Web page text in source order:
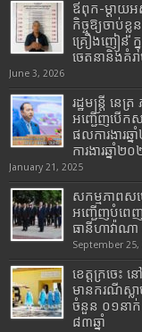
ឪពុក-ម្ដាយអ
កិច្ចឱ្យចាប់ខ្
គ្រឿងញៀន
ចេតនានិងគំរ
June 3, 2026
រដ្ឋមន្រ្តី​ នេត្រ​
អញ្ជើញបើក
ផលការងារ
ការងារឆ្នាំ
January 21, 2025
សកម្មភាពស
អញ្ជើញបំពេញ
ធានីហាវ៉ាណ
September 25,
ខេត្តក្រចេះ ន
មានករណីស្ល
ចំនួន ០១នាក់
៨៣ឆ្នាំ